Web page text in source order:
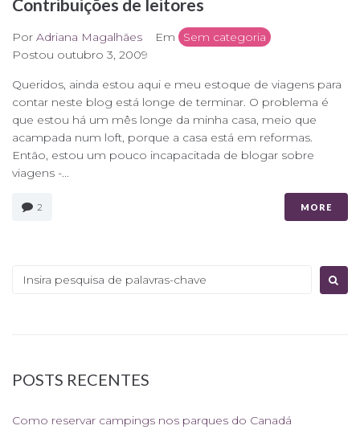
Contribuições de leitores
Por Adriana Magalhães Em
Sem categoria
Postou outubro 3, 2009
Queridos, ainda estou aqui e meu estoque de viagens para
contar neste blog está longe de terminar. O problema é
que estou há um mês longe da minha casa, meio que
acampada num loft, porque a casa está em reformas.
Então, estou um pouco incapacitada de blogar sobre
viagens -...
2 MORE
Procurar:
POSTS RECENTES
Como reservar campings nos parques do Canadá